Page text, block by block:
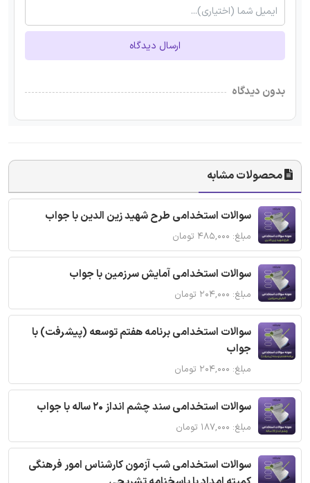
ارسال دیدگاه
بدون دیدگاه
محصولات مشابه
سوالات استخدامی طرح شهید زین الدین با جواب
مبلغ: ۴۸۵,۰۰۰ تومان
سوالات استخدامی آمایش سرزمین با جواب
مبلغ: ۲۰۴,۰۰۰ تومان
سوالات استخدامی برنامه هفتم توسعه (پیشرفت) با
جواب
مبلغ: ۲۰۴,۰۰۰ تومان
سوالات استخدامی سند چشم انداز 20 ساله با جواب
مبلغ: ۱۸۷,۰۰۰ تومان
سوالات استخدامی شب آزمون کارشناس امور فرهنگی